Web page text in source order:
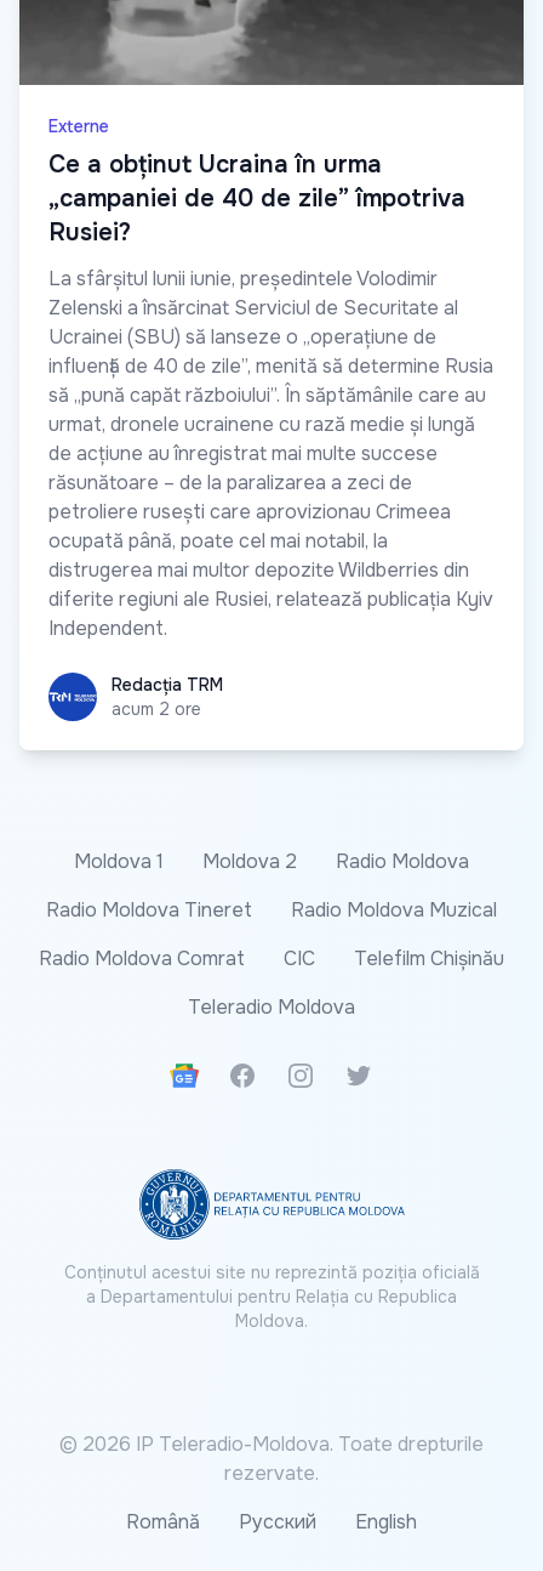
Externe
Ce a obținut Ucraina în urma
„campaniei de 40 de zile” împotriva
Rusiei?
La sfârșitul lunii iunie, președintele Volodimir
Zelenski a însărcinat Serviciul de Securitate al
Ucrainei (SBU) să lanseze o „operațiune de
influență de 40 de zile”, menită să determine Rusia
să „pună capăt războiului”. În săptămânile care au
urmat, dronele ucrainene cu rază medie și lungă
de acțiune au înregistrat mai multe succese
răsunătoare – de la paralizarea a zeci de
petroliere rusești care aprovizionau Crimeea
ocupată până, poate cel mai notabil, la
distrugerea mai multor depozite Wildberries din
diferite regiuni ale Rusiei, relatează publicația Kyiv
Independent.
Redacția TRM
Redacția TRM
acum 2 ore
Moldova 1 Moldova 2
Radio Moldova
Radio Moldova Tineret
Radio Moldova Muzical
Radio Moldova Comrat
CIC
Telefilm Chișinău
Teleradio Moldova
Google News
FacebookInstagramTwitter
Conținutul acestui site nu reprezintă poziția oficială
a Departamentului pentru Relația cu Republica
Moldova.
© 2026 IP Teleradio-Moldova. Toate drepturile
rezervate.
Română
Русский English